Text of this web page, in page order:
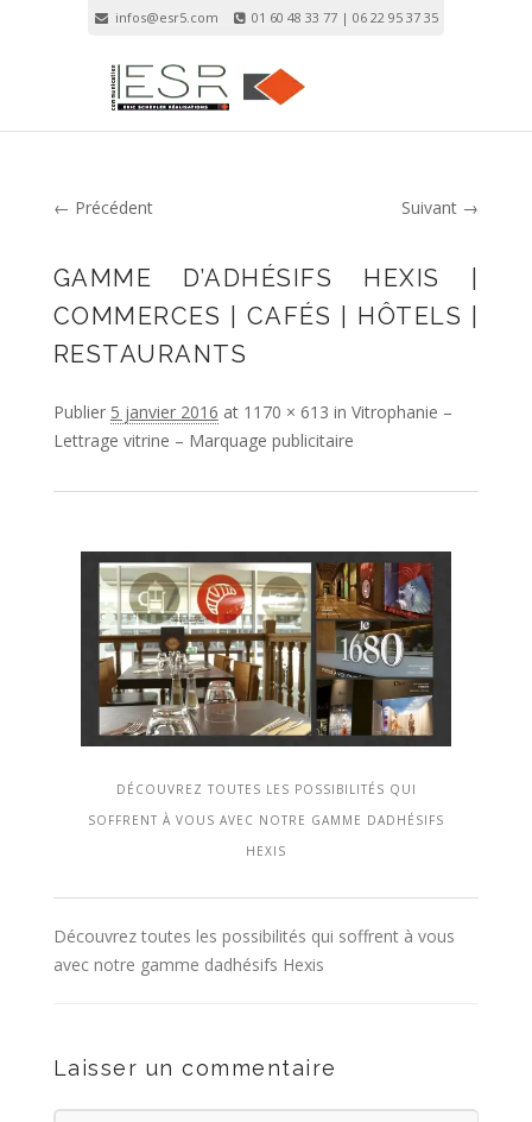
infos@esr5.com 01 60 48 33 77 | 06 22 95 37 35
← Précédent Suivant →
GAMME D’ADHÉSIFS HEXIS |
COMMERCES | CAFÉS | HÔTELS |
RESTAURANTS
Publier 5 janvier 2016 at 1170 × 613 in Vitrophanie –
Lettrage vitrine – Marquage publicitaire
DÉCOUVREZ TOUTES LES POSSIBILITÉS QUI
SOFFRENT À VOUS AVEC NOTRE GAMME DADHÉSIFS
HEXIS
Découvrez toutes les possibilités qui soffrent à vous
avec notre gamme dadhésifs Hexis
Laisser un commentaire